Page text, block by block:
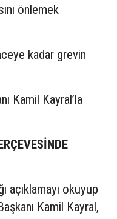
önlemek
kadar grevin
Kamil Kayral’la
açıklamayı okuyup
Kamil Kayral,